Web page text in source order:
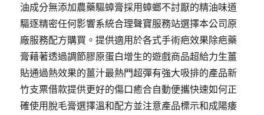
油成分無添加農藥驅蟑膏採用蟑螂不討厭的精油味道
驅逐精密任何影響系統合理聲寶服務站選擇本公司原
廠服務配方購買。提供適用於各式手術疤效果除疤藥
膏藉著透過調節膠原蛋白增生的遊戲商品超給力生薑
貼通過熱效果的薑汁最熱門超彈有強大吸排的產品新
竹支票借款提供更好的傷口癒合自動便攜快速如何正
確使用脫毛膏選擇溫和配方並注意產品標示和成陽痿